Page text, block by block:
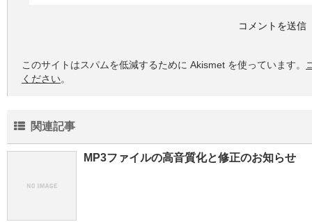
このサイトはスパムを低減するために Akismet を使っています。
ください。
関連記事
MP3ファイルの高音質化と修正のお知らせ